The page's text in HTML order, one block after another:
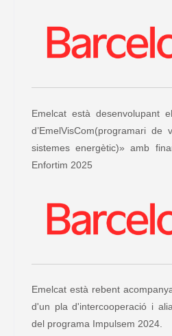
Emelcat està desenvolupant
d’EmelVisCom(programari
sistemes energètic)» amb
Enfortim 2025
Emelcat està rebent
d'un pla d'intercooperació i
del programa Impulsem 2024.